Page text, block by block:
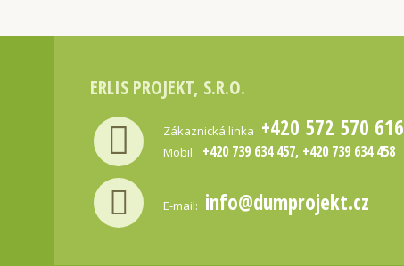
ERLIS PROJEKT, S.R.O.
Zákaznická linka +420 572 570 616
Mobil: +420 739 634 457, +420 739 634 458
E-mail: info@dumprojekt.cz